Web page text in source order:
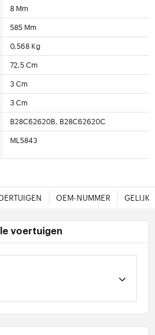
8 Mm
585 Mm
0,568 Kg
72,5 Cm
3 Cm
3 Cm
B28C62620B, B28C62620C
ML5843
OEM-NUMMER
voertuigen